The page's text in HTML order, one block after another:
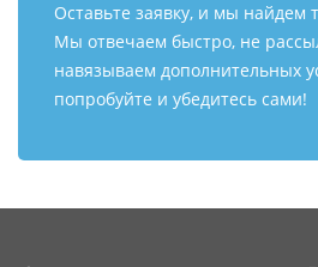
Оставьте заявку, и мы найдем
Мы отвечаем быстро, не
навязываем дополнительных
попробуйте и убедитесь сами!